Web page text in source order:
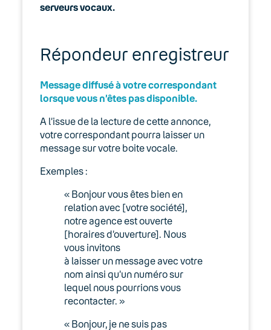
serveurs vocaux.
Répondeur enregistreur
Message diffusé à votre correspondant
lorsque vous n’êtes pas disponible.
A l’issue de la lecture de cette annonce,
votre correspondant pourra laisser un
message sur votre boite vocale.
Exemples :
« Bonjour vous êtes bien en
relation avec [votre société],
notre agence est ouverte
[horaires d’ouverture]. Nous
vous invitons
à laisser un message avec votre
nom ainsi qu’un numéro sur
lequel nous pourrions vous
recontacter. »
« Bonjour, je ne suis pas